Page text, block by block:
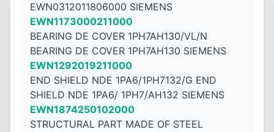
EWN0312011806000 SIEMENS
EWN1173000211000
BEARING DE COVER 1PH7AH130/VL/N
BEARING DE COVER 1PH7AH130 SIEMENS
EWN1292019211000
END SHIELD NDE 1PA6/1PH7132/G END
SHIELD NDE 1PA6/ 1PH7/AH132 SIEMENS
EWN1874250102000
STRUCTURAL PART MADE OF STEEL